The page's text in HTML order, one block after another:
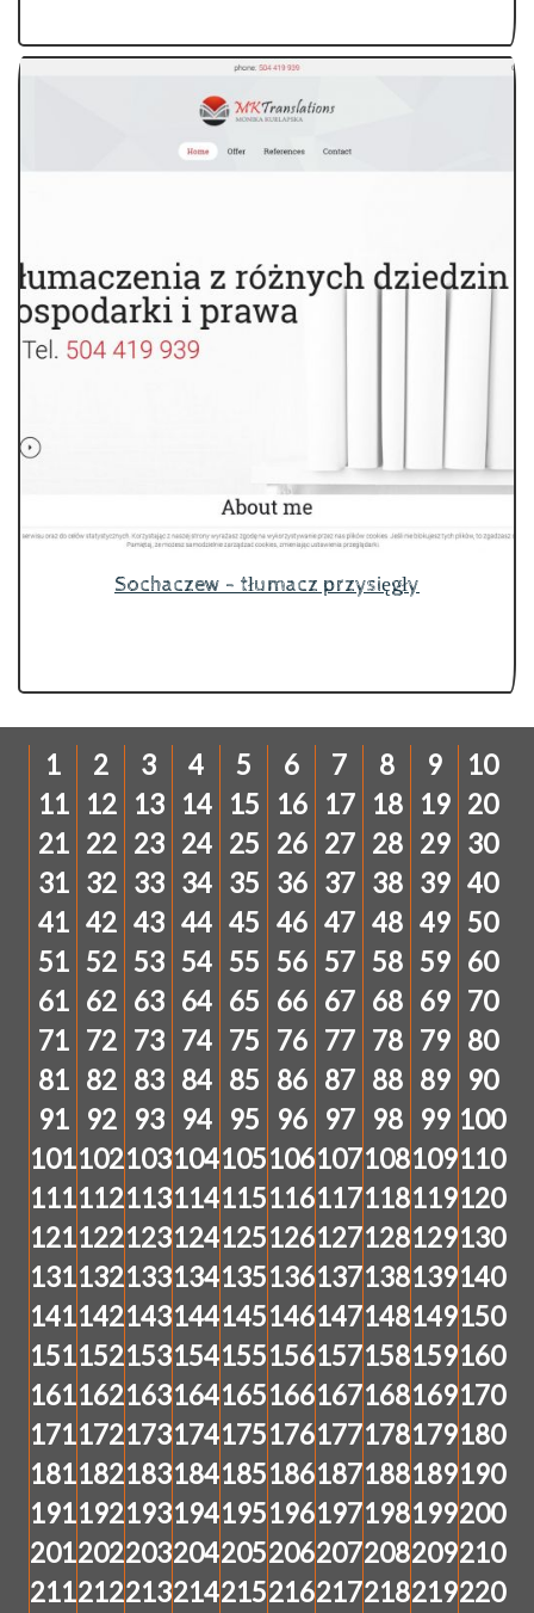
Sochaczew - tłumacz przysięgły
1 2 3 4 5 6 7 8 9
10
11
12 13 14 15 16 17 18 19 20
21 22 23 24 25 26 27 28 29 30
31 32 33 34 35 36 37 38 39 40
41 42 43 44 45 46 47 48 49 50
51 52 53 54 55 56 57 58 59 60
61 62 63 64 65 66 67 68 69 70
71 72 73 74 75 76 77 78 79 80
81 82 83 84 85 86 87 88 89
90
91
92 93 94 95 96 97 98 99 100
101102103104105106107108109110
111112113114115116117118119120
121122123124125126127128129130
131132133134135136137138139140
141142143144145146147148149150
151152153154155156157158159160
161162163164165166167168169170
171172173174175176177178179180
181182183184185186187188189190
191192193194195196197198199200
201202203204205206207208209210
211212213214215216217218219220